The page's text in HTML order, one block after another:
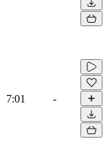
7:01 -